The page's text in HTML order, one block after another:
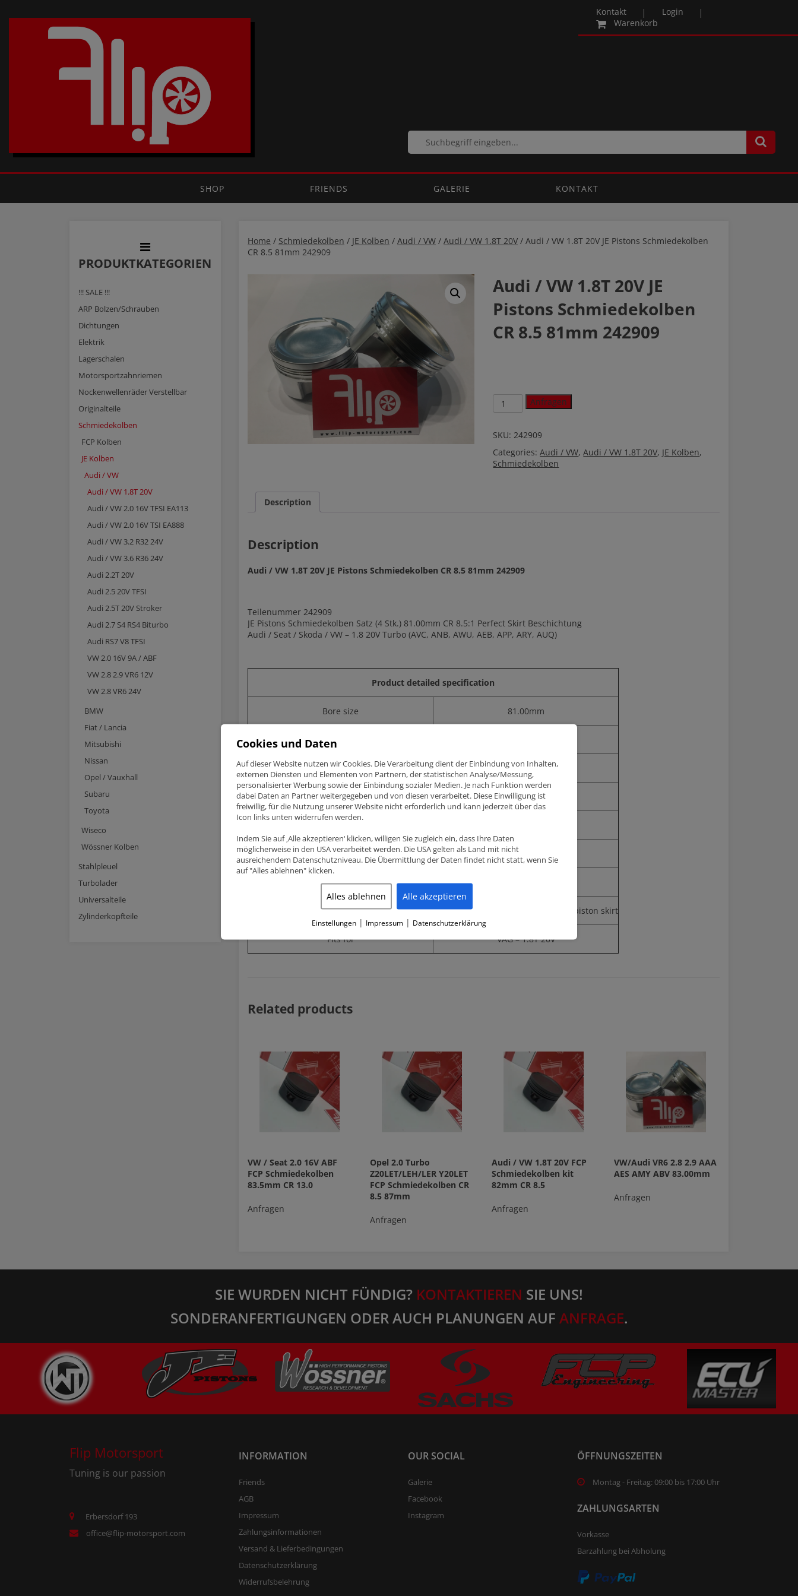
Kontakt
Login
Warenkorb
SHOP FRIENDS GALERIE KONTAKT
PRODUKTKATEGORIEN
!!! SALE !!!
ARP Bolzen/Schrauben
Dichtungen
Elektrik
Lagerschalen
Motorsportzahnriemen
Nockenwellenräder Verstellbar
Originalteile
Schmiedekolben
FCP Kolben
JE Kolben
Audi / VW
Audi / VW 1.8T 20V
Audi / VW 2.0 16V TFSI EA113
Audi / VW 2.0 16V TSI EA888
Audi / VW 3.2 R32 24V
Audi / VW 3.6 R36 24V
Audi 2.2T 20V
Audi 2.5 20V TFSI
Audi 2.5T 20V Stroker
Audi 2.7 S4 RS4 Biturbo
Audi RS7 V8 TFSI
VW 2.0 16V 9A / ABF
VW 2.8 2.9 VR6 12V
VW 2.8 VR6 24V
BMW
Fiat / Lancia
Mitsubishi
Nissan
Opel / Vauxhall
Subaru
Toyota
Wiseco
Wössner Kolben
Stahlpleuel
Turbolader
Universalteile
Zylinderkopfteile
Home / Schmiedekolben / JE Kolben / Audi / VW / Audi / VW 1.8T 20V / Audi / VW 1.8T 20V JE Pistons Schmiedekolben
CR 8.5 81mm 242909
Audi / VW 1.8T 20V JE
Pistons Schmiedekolben
CR 8.5 81mm 242909
Audi
/
1.8T
JE
Pistons
81mm
Anfragen
SKU:242909
Categories:Audi / VW,Audi / VW 1.8T 20V, JE Kolben,
Schmiedekolben
Description
Description
Audi / VW 1.8T 20V JE Pistons Schmiedekolben CR 8.5 81mm 242909
Teilenummer 242909
JE Pistons Schmiedekolben Satz (4 Stk.) 81.00mm CR 8.5:1 Perfect Skirt Beschichtung
Audi / Seat / Skoda / VW – 1.8 20V Turbo (AVC, ANB, AWU, AEB, APP, ARY, AUQ)
Product detailed specification
Bore size 81.00mm
Stroke
JE Pistons compression ratio (CR) 8.5:1
OEM compression ratio (CR) 9.5:1
Compression height (CH) 32.66mm
Pin diameter
Features Accepts Turbo and Nitrous, Round piston skirt
Fits for VAG – 1.8T 20V
Related products
VW / Seat 2.0 16V ABF
FCP Schmiedekolben
83.5mm CR 13.0
Anfragen
Opel 2.0 Turbo
Z20LET/LEH/LER Y20LET
FCP Schmiedekolben CR
8.5 87mm
Anfragen
Audi / VW 1.8T 20V FCP
Schmiedekolben kit
82mm CR 8.5
Anfragen
VW/Audi VR6 2.8 2.9 AAA
AES AMY ABV 83.00mm
Anfragen
SIE WURDEN NICHT FÜNDIG? KONTAKTIEREN SIE UNS!
SONDERANFERTIGUNGEN ODER AUCH PLANUNGEN AUF ANFRAGE.
Flip Motorsport
Tuning is our passion
Erbersdorf 193
office@flip-motorsport.com
INFORMATION
Friends
AGB
Impressum
Zahlungsinformationen
Versand & Lieferbedingungen
Datenschutzerklärung
Widerrufsbelehrung
OUR SOCIAL
Galerie
Facebook
Instagram
ÖFFNUNGSZEITEN
Montag - Freitag: 09:00 bis 17:00 Uhr
ZAHLUNGSARTEN
Vorkasse
Barzahlung bei Abholung
Cookies und Daten
Auf dieser Website nutzen wir Cookies. Die Verarbeitung dient der Einbindung von Inhalten,
externen Diensten und Elementen von Partnern, der statistischen Analyse/Messung,
personalisierter Werbung sowie der Einbindung sozialer Medien. Je nach Funktion werden
dabei Daten an Partner weitergegeben und von diesen verarbeitet. Diese Einwilligung ist
freiwillig, für die Nutzung unserer Website nicht erforderlich und kann jederzeit über das
Icon links unten widerrufen werden.
Indem Sie auf ‚Alle akzeptieren‘ klicken, willigen Sie zugleich ein, dass Ihre Daten
möglicherweise in den USA verarbeitet werden. Die USA gelten als Land mit nicht
ausreichendem Datenschutzniveau. Die Übermittlung der Daten findet nicht statt, wenn Sie
auf "Alles ablehnen" klicken.
Alles ablehnen Alle akzeptieren
Einstellungen | Impressum | Datenschutzerklärung